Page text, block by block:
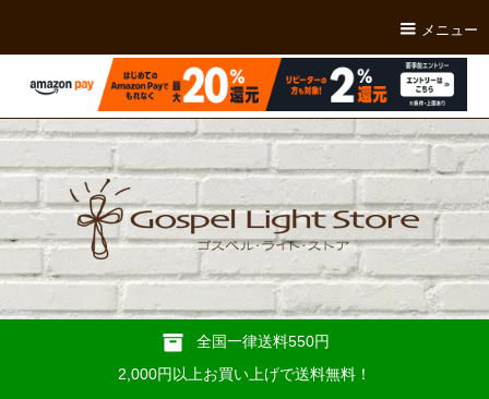
メニュー
全国一律送料550円
2,000円以上お買い上げで送料無料！